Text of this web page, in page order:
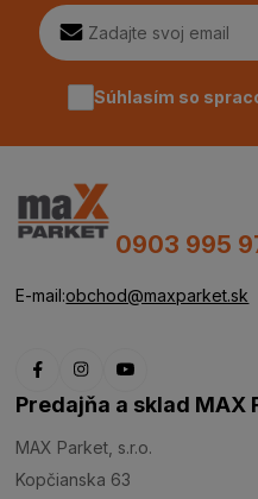
Súhlasím so
0903 995
E-mail:obchod@maxparket.sk
Predajňa a sklad MAX
MAX Parket, s.r.o.
Kopčianska 63